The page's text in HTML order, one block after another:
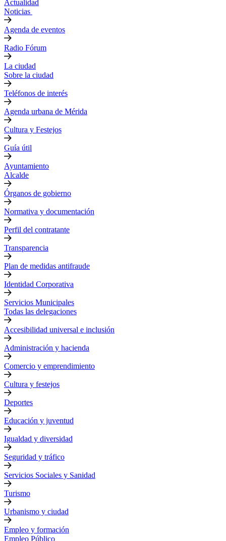
Actualidad
Noticias
Agenda de eventos
Radio Fórum
La ciudad
Sobre la ciudad
Teléfonos de interés
Agenda urbana de Mérida
Cultura y Festejos
Guía útil
Ayuntamiento
Alcalde
Órganos de gobierno
Normativa y documentación
Perfil del contratante
Transparencia
Plan de medidas antifraude
Identidad Corporativa
Servicios Municipales
Todas las delegaciones
Accesibilidad universal e inclusión
Administración y hacienda
Comercio y emprendimiento
Cultura y festejos
Deportes
Educación y juventud
Igualdad y diversidad
Seguridad y tráfico
Servicios Sociales y Sanidad
Turismo
Urbanismo y ciudad
Empleo y formación
Empleo Público